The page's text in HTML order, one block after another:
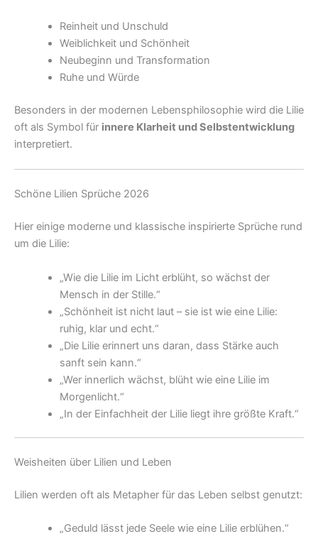
Reinheit und Unschuld
Weiblichkeit und Schönheit
Neubeginn und Transformation
Ruhe und Würde
Besonders in der modernen Lebensphilosophie wird die Lilie
oft als Symbol für innere Klarheit und Selbstentwicklung
interpretiert.
Schöne Lilien Sprüche 2026
Hier einige moderne und klassische inspirierte Sprüche rund
um die Lilie:
„Wie die Lilie im Licht erblüht, so wächst der
Mensch in der Stille.“
„Schönheit ist nicht laut – sie ist wie eine Lilie:
ruhig, klar und echt.“
„Die Lilie erinnert uns daran, dass Stärke auch
sanft sein kann.“
„Wer innerlich wächst, blüht wie eine Lilie im
Morgenlicht.“
„In der Einfachheit der Lilie liegt ihre größte Kraft.“
Weisheiten über Lilien und Leben
Lilien werden oft als Metapher für das Leben selbst genutzt:
„Geduld lässt jede Seele wie eine Lilie erblühen.“